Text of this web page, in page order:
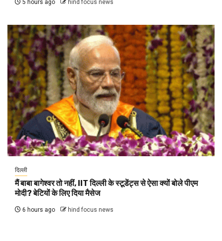
5 hours ago hind focus news
दिल्ली
मैं बाबा बागेश्वर तो नहीं, IIT दिल्ली के स्टूडेंट्स से ऐसा क्यों बोले पीएम
मोदी? बेटियों के लिए दिया मैसेज
6 hours ago hind focus news